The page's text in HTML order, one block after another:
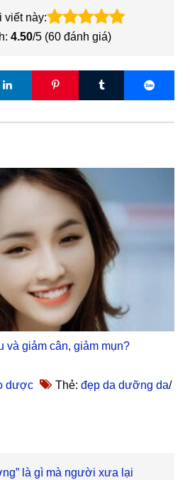
viết này:
4.50/5 (60 đánh giá)
và giảm cân, giảm mụn?
dược Thẻ:đẹp da dưỡng da/
là gì mà người xưa lại